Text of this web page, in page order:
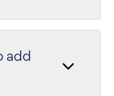
add